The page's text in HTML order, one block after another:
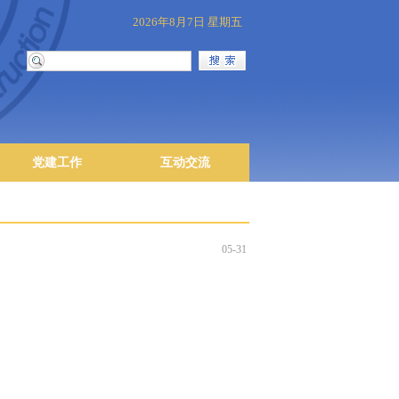
2026年8月7日 星期五
党建工作 互动交流
05-31